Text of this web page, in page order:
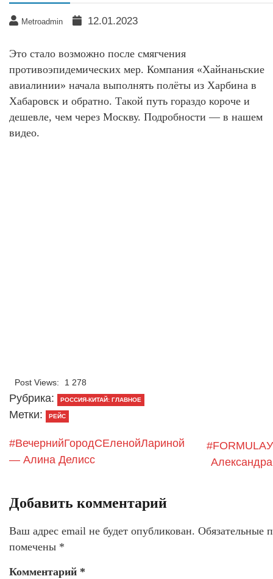
Metroadmin 12.01.2023
Это стало возможно после смягчения
противоэпидемических мер. Компания «Хайнаньские
авиалинии» начала выполнять полёты из Харбина в
Хабаровск и обратно. Такой путь гораздо короче и
дешевле, чем через Москву. Подробности — в нашем
видео.
Post Views: 1 278
Рубрика: РОССИЯ-КИТАЙ: ГЛАВНОЕ
Метки: РЕЙС
#ВечернийГородСЕленойЛариной
— Алина Делисс
Добавить комментарий
Ваш адрес email не будет опубликован. Обязательные
помечены *
Комментарий *